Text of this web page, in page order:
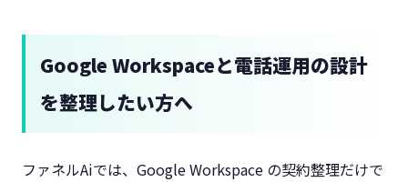
Google Workspaceと電話運用の設計
を整理したい方へ
ファネルAiでは、Google Workspace の契約整理だけで